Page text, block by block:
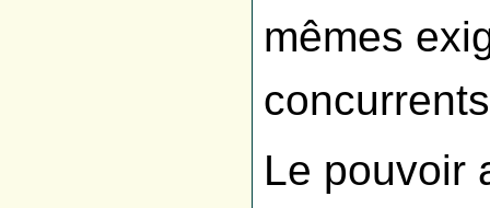
mêmes
Le pouvoir